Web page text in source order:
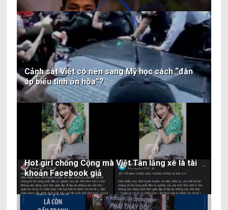
Cảnh sát Việt có nên sang Mỹ học cách “đàn
áp biểu tình ôn hòa”?
Hot girl chống Cộng mà Việt Tân lăng xê là tài
khoản Facebook giả